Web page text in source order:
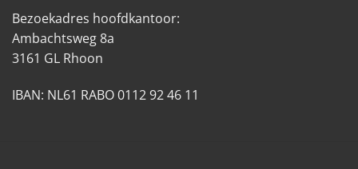
Bezoekadres hoofdkantoor:
Ambachtsweg 8a
3161 GL Rhoon
IBAN: NL61 RABO 0112 92 46 11